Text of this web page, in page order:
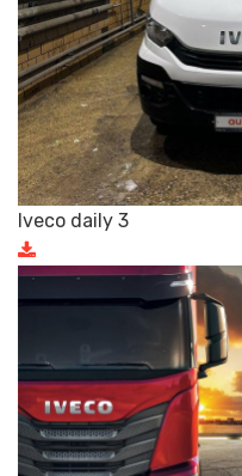
Iveco daily 3